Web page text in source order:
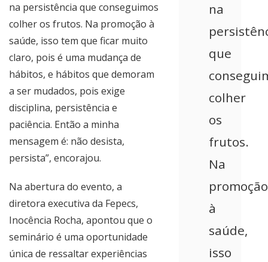
na
que
colher
os
frutos.
Na
promoção
à
saúde,
isso
na persistência que conseguimos
colher os frutos. Na promoção à
saúde, isso tem que ficar muito
claro, pois é uma mudança de
hábitos, e hábitos que demoram
a ser mudados, pois exige
disciplina, persistência e
paciência. Então a minha
mensagem é: não desista,
persista”, encorajou.
Na abertura do evento, a
diretora executiva da Fepecs,
Inocência Rocha, apontou que o
seminário é uma oportunidade
única de ressaltar experiências